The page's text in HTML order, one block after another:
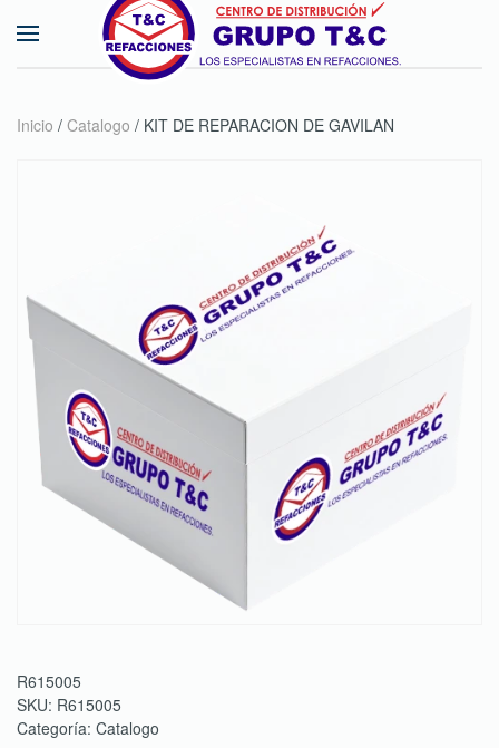
Skip to main content
Inicio / Catalogo / KIT DE REPARACION DE GAVILAN
R615005
SKU: R615005
Categoría: Catalogo